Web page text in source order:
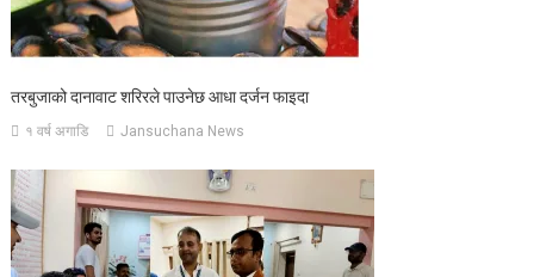
तरबुजाको दानावाट शरिरले पाउनेछ आधा दर्जन फाइदा
१ वर्ष अगाडि Jansuchana News